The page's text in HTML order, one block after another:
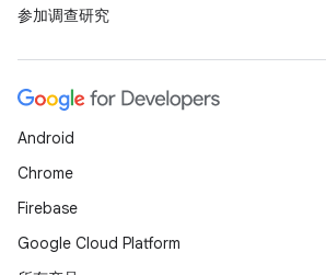
参加调查研究
Android
Chrome
Firebase
Google Cloud Platform